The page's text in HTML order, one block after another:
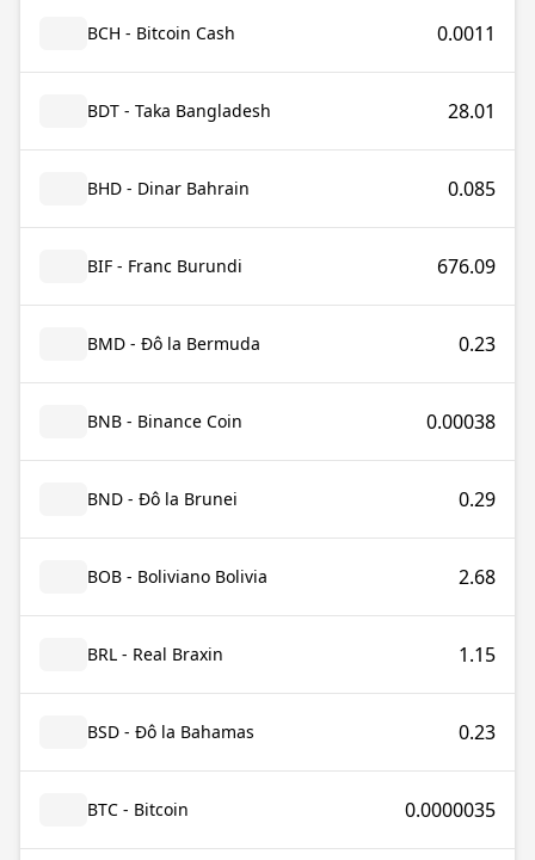
BCH - Bitcoin Cash 0.0011
BDT - Taka Bangladesh 28.01
BHD - Dinar Bahrain 0.085
BIF - Franc Burundi 676.09
BMD - Đô la Bermuda 0.23
BNB - Binance Coin 0.00038
BND - Đô la Brunei 0.29
BOB - Boliviano Bolivia 2.68
BRL - Real Braxin 1.15
BSD - Đô la Bahamas 0.23
BTC - Bitcoin 0.0000035